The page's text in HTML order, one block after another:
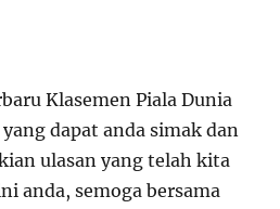
Klasemen Piala Dunia
dapat anda simak dan
ulasan yang telah kita
anda, semoga bersama